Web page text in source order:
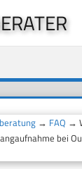
→ FAQ →
bei